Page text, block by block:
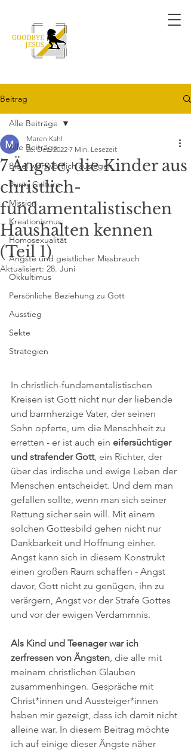
Beitrag
Alle Beiträge
Bibel wortwörtlich auslegen
Purity Culture
Mission
Kreationismus
Homosexualität
Ängste und geistlicher Missbrauch
Okkultimus
Persönliche Beziehung zu Gott
Ausstieg
Sekte
Strategien
Alle Beiträge
7 Ängste, die Kinder aus
christlich-
fundamentalistischen
Haushalten kennen
(Teil 1)
Maren Kahl
26. Dez. 2022 7 Min. Lesezeit
Aktualisiert: 28. Juni
In christlich-fundamentalistischen
Kreisen ist Gott nicht nur der liebende
und barmherzige Vater, der seinen
Sohn opferte, um die Menschheit zu
erretten - er ist auch ein eifersüchtiger
und strafender Gott, ein Richter, der
über das irdische und ewige Leben der
Menschen entscheidet. Und dem man
gefallen sollte, wenn man sich seiner
Rettung sicher sein will. Mit einem
solchen Gottesbild gehen nicht nur
Dankbarkeit und Hoffnung einher.
Angst kann sich in diesem Konstrukt
einen großen Raum schaffen - Angst
davor, Gott nicht zu genügen, ihn zu
verärgern, Angst vor der Strafe Gottes
und vor der ewigen Verdammnis.
Als Kind und Teenager war ich
zerfressen von Ängsten , die alle mit
meinem christlichen Glauben
zusammenhingen. Gespräche mit
Christ*innen und Aussteiger*innen
haben mir gezeigt, dass ich damit nicht
alleine war. In diesem Beitrag möchte
ich auf einige dieser Ängste näher